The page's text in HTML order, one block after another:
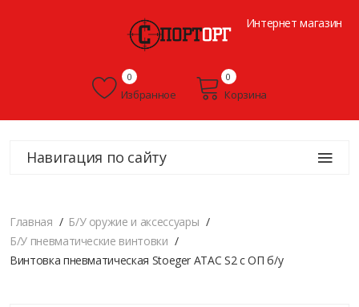
Интернет магазин
Избранное
0
Корзина
0
Навигация по сайту
Главная
Б/У оружие и аксессуары
Б/У пневматические винтовки
Винтовка пневматическая Stoeger ATAC S2 c ОП б/у